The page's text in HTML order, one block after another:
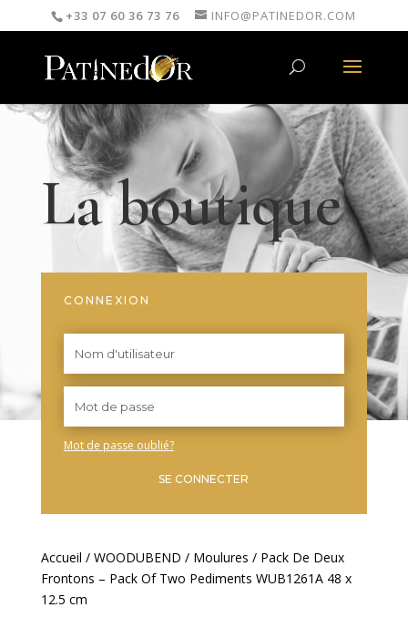
+33 07 60 36 73 76 INFO@PATINEDOR.COM
La boutique
CONNEXION
Mot de passe oublié?
SE CONNECTER
Accueil / WOODUBEND / Moulures / Pack De Deux
Frontons – Pack Of Two Pediments WUB1261A 48 x
12.5 cm